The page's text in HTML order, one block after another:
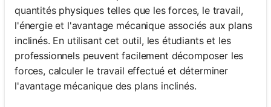
quantités physiques telles que les forces, le travail,
l'énergie et l'avantage mécanique associés aux plans
inclinés. En utilisant cet outil, les étudiants et les
professionnels peuvent facilement décomposer les
forces, calculer le travail effectué et déterminer
l'avantage mécanique des plans inclinés.